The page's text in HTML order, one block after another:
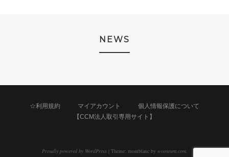
NEWS
☆利用規約 マイアカウント
個人情報保護について
【CCM法人取引専用サイト】
Proudly powered by WordPress | Theme: montblanc by wooseum.com.